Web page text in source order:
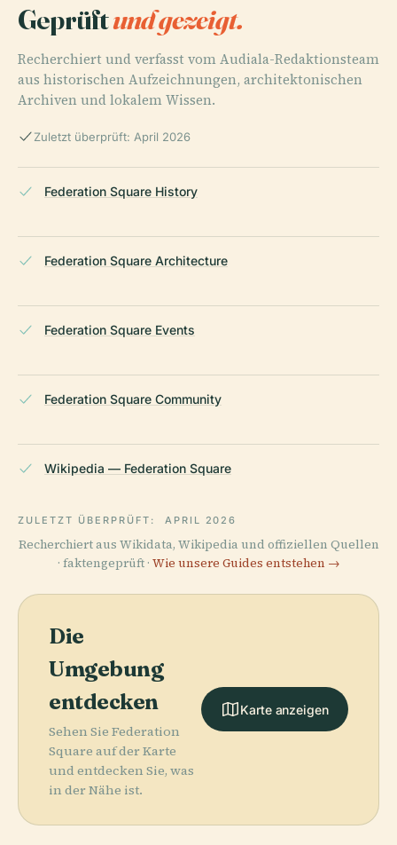
Geprüftund gezeigt.
Recherchiert und verfasst vom Audiala-Redaktionsteam
aus historischen Aufzeichnungen, architektonischen
Archiven und lokalem Wissen.
Zuletzt überprüft: April 2026
Federation Square History
Federation Square Architecture
Federation Square Events
Federation Square Community
Wikipedia — Federation Square
ZULETZT ÜBERPRÜFT: APRIL 2026
Recherchiert aus Wikidata, Wikipedia und offiziellen Quellen
· faktengeprüft · Wie unsere Guides entstehen →
Die
Umgebung
entdecken
Sehen Sie Federation
Square auf der Karte
und entdecken Sie, was
in der Nähe ist.
Karte anzeigen